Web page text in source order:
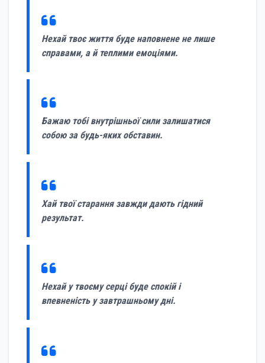
Нехай твоє життя буде наповнене не лише
справами, а й теплими емоціями.
Бажаю тобі внутрішньої сили залишатися
собою за будь-яких обставин.
Хай твої старання завжди дають гідний
результат.
Нехай у твоєму серці буде спокій і
впевненість у завтрашньому дні.